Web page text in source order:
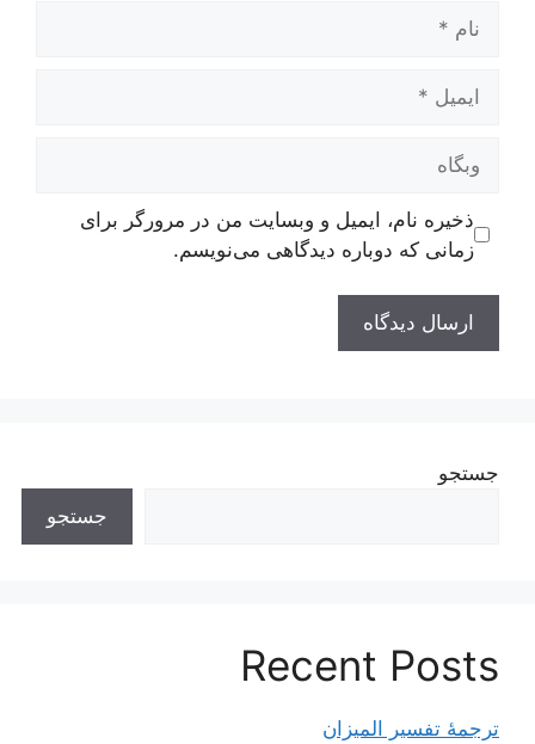
وبگاه
ذخیره نام، ایمیل و وبسایت من در مرورگر برای
زمانی که دوباره دیدگاهی می‌نویسم.
جستجو
جستجو
Recent Posts
ترجمۀ تفسیر المیزان